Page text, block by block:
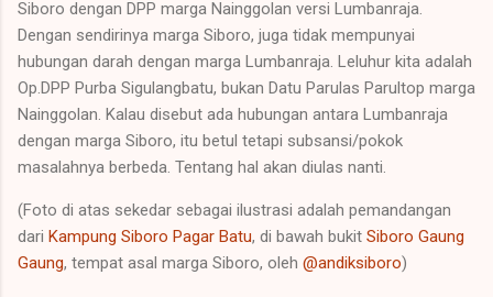
Siboro dengan DPP marga Nainggolan versi Lumbanraja.
Dengan sendirinya marga Siboro, juga tidak mempunyai
hubungan darah dengan marga Lumbanraja. Leluhur kita adalah
Op.DPP Purba Sigulangbatu, bukan Datu Parulas Parultop marga
Nainggolan. Kalau disebut ada hubungan antara Lumbanraja
dengan marga Siboro, itu betul tetapi subsansi/pokok
masalahnya berbeda. Tentang hal akan diulas nanti.
(Foto di atas sekedar sebagai ilustrasi adalah pemandangan
dari Kampung Siboro Pagar Batu, di bawah bukit Siboro Gaung
Gaung, tempat asal marga Siboro, oleh @andiksiboro)